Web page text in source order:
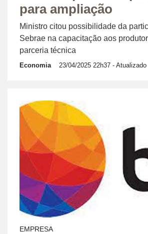
para ampliação
Ministro citou possibilidade da
Sebrae na capacitação aos
parceria técnica
Economia 23/04/2025 22h37 -
EMPRESA